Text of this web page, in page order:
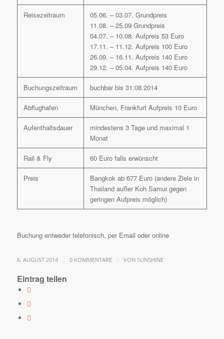
Reisezeitraum
05.06. – 03.07. Grundpreis
11.08. – 25.09 Grundpreis
04.07. – 10.08. Aufpreis 53 Euro
17.11. – 11.12. Aufpreis 100 Euro
26.09. – 16.11. Aufpreis 140 Euro
29.12. – 05.04. Aufpreis 140 Euro
Buchungszeitraum buchbar bis 31.08.2014
Abflughafen München, Frankfurt Aufpreis 10 Euro
Aufenthaltsdauer
mindestens 3 Tage und maximal 1
Monat
Rail & Fly 60 Euro falls erwünscht
Preis
Bangkok ab 677 Euro (andere Ziele in
Thailand außer Koh Samui gegen
geringen Aufpreis möglich)
Buchung entweder telefonisch, per Email oder online
6. AUGUST 2014 / 0 KOMMENTARE / VON SUNSHINE
Eintrag teilen